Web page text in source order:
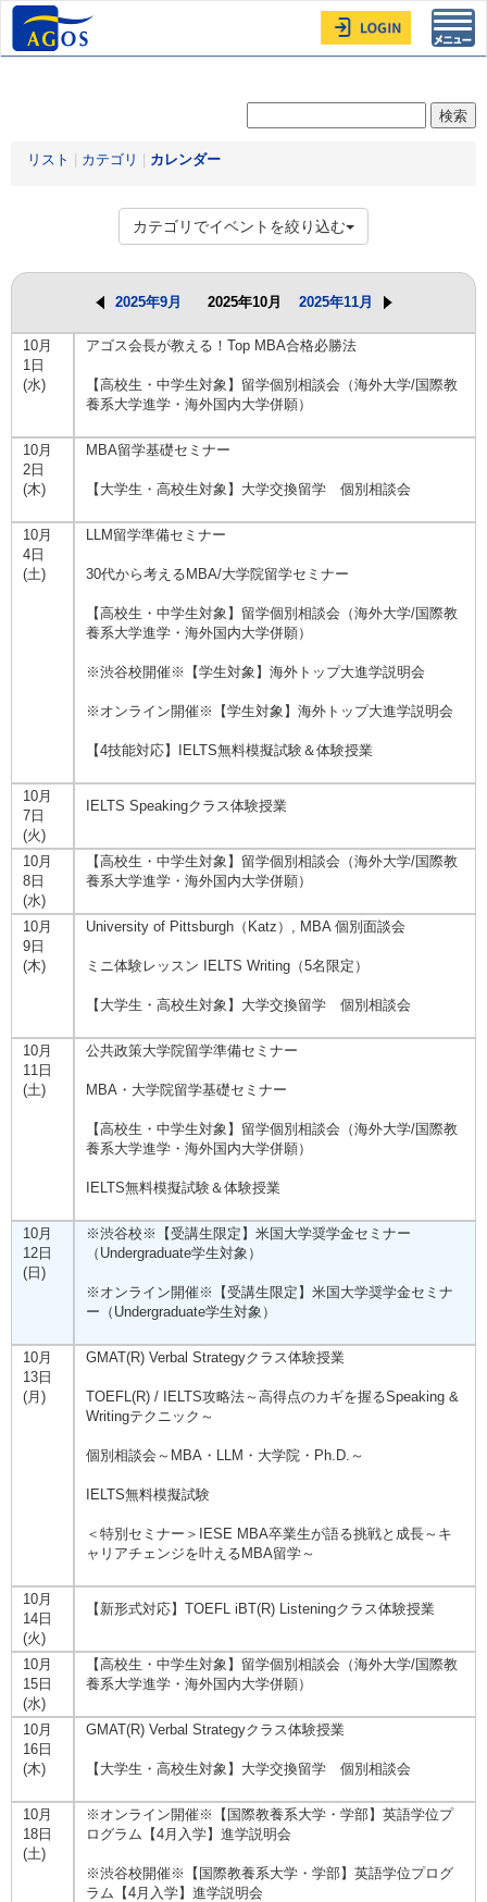
リスト カテゴリ カレンダー
カテゴリでイベントを絞り込む
2025年9月 2025年10月 2025年11月
10月
1日
(水)
アゴス会長が教える！Top MBA合格必勝法
【高校生・中学生対象】留学個別相談会（海外大学/国際教
養系大学進学・海外国内大学併願）
10月
2日
(木)
MBA留学基礎セミナー
【大学生・高校生対象】大学交換留学 個別相談会
10月
4日
(土)
LLM留学準備セミナー
30代から考えるMBA/大学院留学セミナー
【高校生・中学生対象】留学個別相談会（海外大学/国際教
養系大学進学・海外国内大学併願）
※渋谷校開催※【学生対象】海外トップ大進学説明会
※オンライン開催※【学生対象】海外トップ大進学説明会
【4技能対応】IELTS無料模擬試験＆体験授業
10月
7日
(火)
IELTS Speakingクラス体験授業
10月
8日
(水)
【高校生・中学生対象】留学個別相談会（海外大学/国際教
養系大学進学・海外国内大学併願）
10月
9日
(木)
University of Pittsburgh（Katz）, MBA 個別面談会
ミニ体験レッスン IELTS Writing（5名限定）
【大学生・高校生対象】大学交換留学 個別相談会
10月
11日
(土)
公共政策大学院留学準備セミナー
MBA・大学院留学基礎セミナー
【高校生・中学生対象】留学個別相談会（海外大学/国際教
養系大学進学・海外国内大学併願）
IELTS無料模擬試験＆体験授業
10月
12日
(日)
※渋谷校※【受講生限定】米国大学奨学金セミナー
（Undergraduate学生対象）
※オンライン開催※【受講生限定】米国大学奨学金セミナ
ー（Undergraduate学生対象）
10月
13日
(月)
GMAT(R) Verbal Strategyクラス体験授業
TOEFL(R) / IELTS攻略法～高得点のカギを握るSpeaking &
Writingテクニック～
個別相談会～MBA・LLM・大学院・Ph.D.～
IELTS無料模擬試験
＜特別セミナー＞IESE MBA卒業生が語る挑戦と成長～キ
ャリアチェンジを叶えるMBA留学～
10月
14日
(火)
【新形式対応】TOEFL iBT(R) Listeningクラス体験授業
10月
15日
(水)
【高校生・中学生対象】留学個別相談会（海外大学/国際教
養系大学進学・海外国内大学併願）
10月
16日
(木)
GMAT(R) Verbal Strategyクラス体験授業
【大学生・高校生対象】大学交換留学 個別相談会
10月
18日
(土)
※オンライン開催※【国際教養系大学・学部】英語学位プ
ログラム【4月入学】進学説明会
※渋谷校開催※【国際教養系大学・学部】英語学位プログ
ラム【4月入学】進学説明会